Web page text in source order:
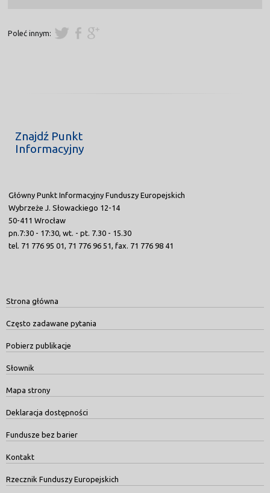
Poleć innym:
Znajdź Punkt
Informacyjny
Główny Punkt Informacyjny Funduszy Europejskich
Wybrzeże J. Słowackiego 12-14
50-411 Wrocław
pn.7:30 - 17:30, wt. - pt. 7.30 - 15.30
tel. 71 776 95 01, 71 776 96 51, fax. 71 776 98 41
Strona główna
Często zadawane pytania
Pobierz publikacje
Słownik
Mapa strony
Deklaracja dostępności
Fundusze bez barier
Kontakt
Rzecznik Funduszy Europejskich